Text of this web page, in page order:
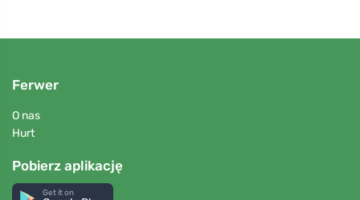
Ferwer
O nas
Hurt
Pobierz aplikację
Get it on